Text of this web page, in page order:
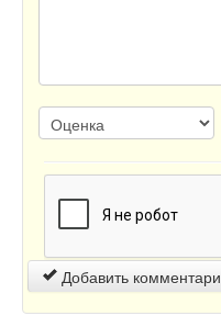
Добавить